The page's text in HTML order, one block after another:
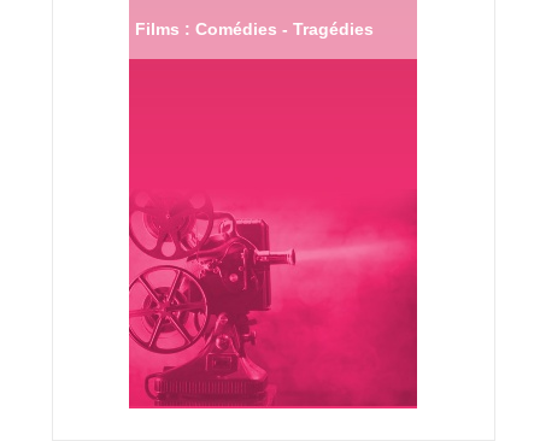
Films : Comédies - Tragédies